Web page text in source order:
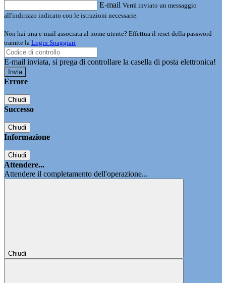
E-mail Verrà inviato un messaggio
all'indirizzo indicato con le istruzioni necessarie.
Non hai una e-mail associata al nome utente? Effettua il reset della password
tramite la Login Spaggiari
E-mail inviata, si prega di controllare la casella di posta elettronica!
Errore
Chiudi
Successo
Chiudi
Informazione
Chiudi
Attendere...
Attendere il completamento dell'operazione...
Chiudi